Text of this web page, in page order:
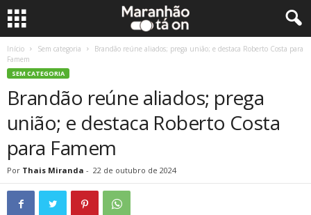
Início Sem categoria
Brandão reúne aliados; prega união; e destaca Roberto Costa para
Famem
SEM CATEGORIA
Brandão reúne aliados; prega
união; e destaca Roberto Costa
para Famem
Por Thais Miranda - 22 de outubro de 2024